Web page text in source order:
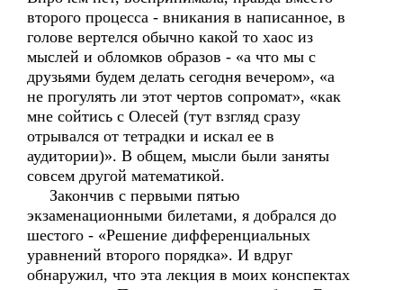
второго процесса - вникания в написанное, в
голове вертелся обычно какой то хаос из
мыслей и обломков образов - «а что мы с
друзьями будем делать сегодня вечером», «а
не прогулять ли этот чертов сопромат», «как
мне сойтись с Олесей (тут взгляд сразу
отрывался от тетрадки и искал ее в
аудитории)». В общем, мысли были заняты
совсем другой математикой.
Закончив с первыми пятью
экзаменационными билетами, я добрался до
шестого - «Решение дифференциальных
уравнений второго порядка». И вдруг
обнаружил, что эта лекция в моих конспектах